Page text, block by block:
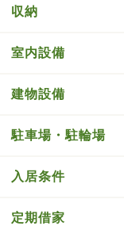
収納
室内設備
建物設備
駐車場・駐輪場
入居条件
定期借家